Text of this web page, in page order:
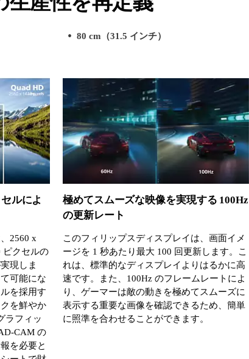
80 cm（31.5 インチ）
ルによ
2560 x
ピクセルの
現しま
可能にな
を採用す
を鮮やか
ラフィッ
CAM の
を必要と
極めてスムーズな映像を実現する 100Hz
の更新レート
このフィリップスディスプレイは、画面イメ
ージを 1 秒あたり最大 100 回更新します。こ
れは、標準的なディスプレイよりはるかに高
速です。また、100Hz のフレームレートによ
り、ゲーマーは敵の動きを極めてスムーズに
表示する重要な画像を確認できるため、簡単
に照準を合わせることができます。